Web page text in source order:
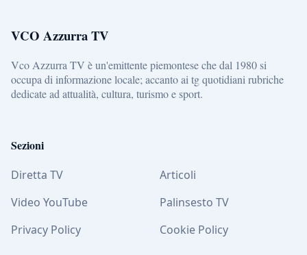
VCO Azzurra TV
Vco Azzurra TV è un'emittente piemontese che dal 1980 si
occupa di informazione locale; accanto ai tg quotidiani rubriche
dedicate ad attualità, cultura, turismo e sport.
Sezioni
Diretta TV
Articoli
Video YouTube
Palinsesto TV
Privacy Policy
Cookie Policy